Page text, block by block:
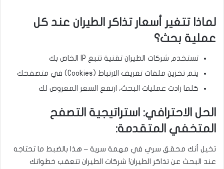
لماذا تتغير أسعار تذاكر الطيران عند كل
عملية بحث؟
تستخدم شركات الطيران تقنية تتبع IP الخاص بك
يتم تخزين ملفات تعريف الارتباط (Cookies) في متصفحك
كلما زادت عمليات البحث، ارتفع السعر المعروض لك
الحل الاحترافي: استراتيجية التصفح
المتخفي المتقدمة:
تخيل أنك محقق سري في مهمة سرية – هذا بالضبط ما تحتاجه
عند البحث عن تذاكر الطيران! شركات الطيران تتعقب خطواتك